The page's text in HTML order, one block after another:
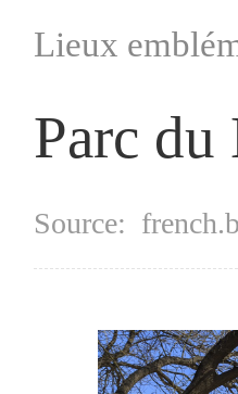
Lieux
Parc
Source: